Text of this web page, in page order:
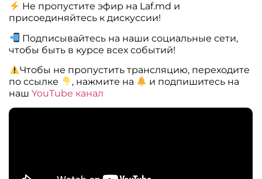
Не пропустите эфир на Laf.md и
присоединяйтесь к дискуссии!
Подписывайтесь на наши социальные сети,
чтобы быть в курсе всех событий!
Чтобы не пропустить трансляцию, переходите
по ссылке
, нажмите на
и подпишитесь на
нашYouTube канал